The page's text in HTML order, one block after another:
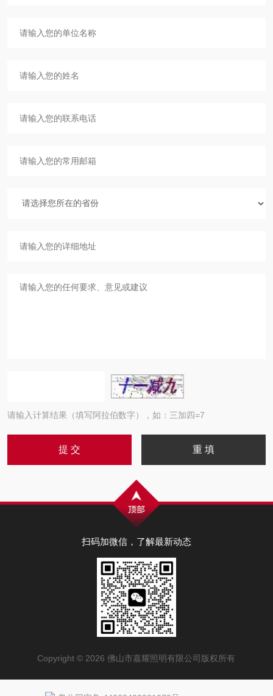
请输入计算结果（填写阿拉伯数字），如：三加四=7
扫码加微信，了解最新动态
Copyright © 2026 佛山市嘉耀照明有限公司版权所有